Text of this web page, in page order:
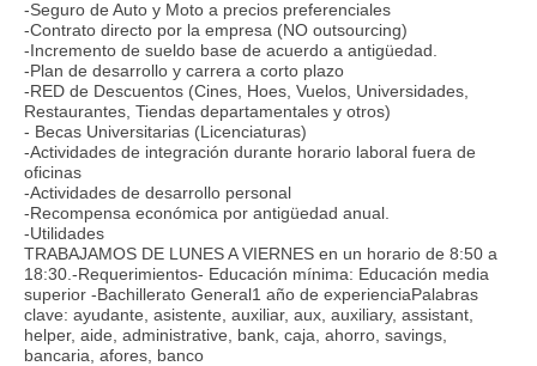
-Seguro de Auto y Moto a precios preferenciales
-Contrato directo por la empresa (NO outsourcing)
-Incremento de sueldo base de acuerdo a antigüedad.
-Plan de desarrollo y carrera a corto plazo
-RED de Descuentos (Cines, Hoes, Vuelos, Universidades,
Restaurantes, Tiendas departamentales y otros)
- Becas Universitarias (Licenciaturas)
-Actividades de integración durante horario laboral fuera de
oficinas
-Actividades de desarrollo personal
-Recompensa económica por antigüedad anual.
-Utilidades
TRABAJAMOS DE LUNES A VIERNES en un horario de 8:50 a
18:30.-Requerimientos- Educación mínima: Educación media
superior -Bachillerato General1 año de experienciaPalabras
clave: ayudante, asistente, auxiliar, aux, auxiliary, assistant,
helper, aide, administrative, bank, caja, ahorro, savings,
bancaria, afores, banco